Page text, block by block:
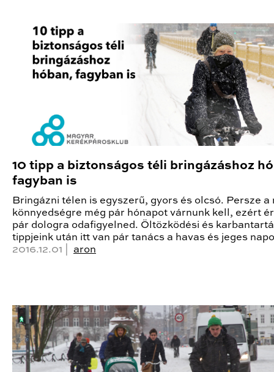
10 tipp a biztonságos téli bringázáshoz
fagyban is
Bringázni télen is egyszerű, gyors és olcsó. Persze a
könnyedségre még pár hónapot várnunk kell, ezért
pár dologra odafigyelned. Öltözködési és
tippjeink után itt van pár tanács a havas és jeges
2016.12.01 | aron